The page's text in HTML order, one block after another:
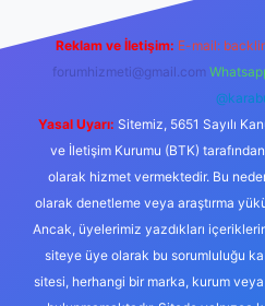
Reklam ve İletişim: E-mail:
forumhizmeti@gmail.com
Yasal Uyarı: Sitemiz, 5651 Sayılı
ve İletişim Kurumu (BTK)
olarak hizmet vermektedir. Bu
olarak denetleme veya araştırma
Ancak, üyelerimiz yazdıkları
siteye üye olarak bu sorumluluğu
sitesi, herhangi bir marka, kurum veya